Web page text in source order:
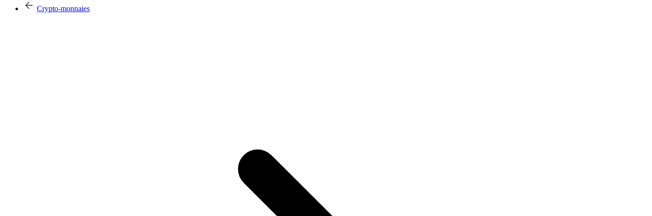
Crypto-monnaies